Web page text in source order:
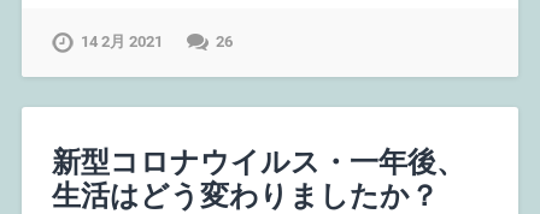
14 2月 2021 26
新型コロナウイルス・一年後、
生活はどう変わりましたか？